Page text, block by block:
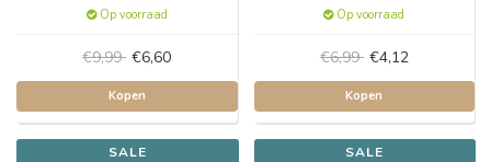
Op voorraad
€9,99 €6,60
Kopen
Op voorraad
€6,99 €4,12
Kopen
SALE SALE